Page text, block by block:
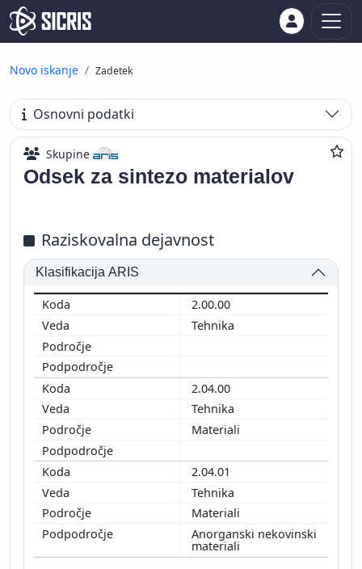
Novo iskanje Zadetek
Osnovni podatki
Skupine
Odsek za sintezo materialov
Raziskovalna dejavnost
Klasifikacija ARIS
2.00.00
Tehnika
2.04.00
Tehnika
Materiali
2.04.01
Tehnika
Materiali
Anorganski nekovinski
materiali